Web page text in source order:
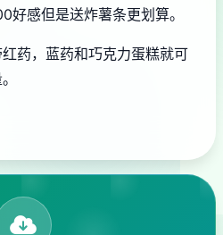
好感但是送炸薯条更划算。
药，蓝药和巧克力蛋糕就可